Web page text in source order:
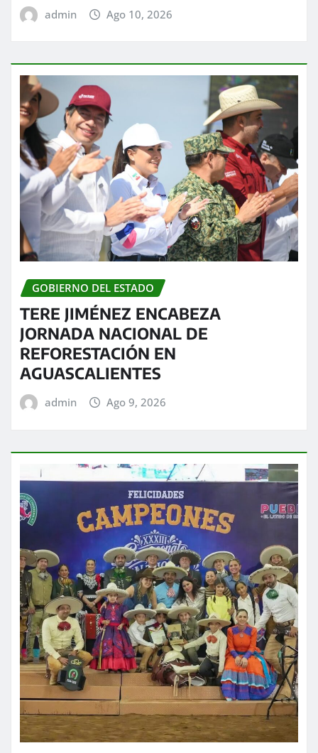
admin Ago 10, 2026
GOBIERNO DEL ESTADO
TERE JIMÉNEZ ENCABEZA
JORNADA NACIONAL DE
REFORESTACIÓN EN
AGUASCALIENTES
admin Ago 9, 2026